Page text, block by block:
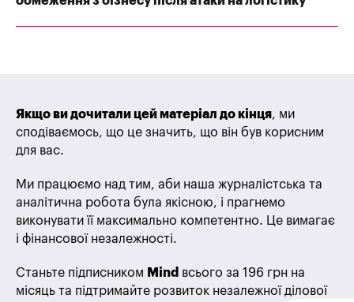
Якщо ви дочитали цей матеріал до кінця, ми
сподіваємось, що це значить, що він був корисним
для вас.
Ми працюємо над тим, аби наша журналістська та
аналітична робота була якісною, і прагнемо
виконувати її максимально компетентно. Це вимагає
і фінансової незалежності.
Станьте підписником Mind всього за 196 грн на
місяць та підтримайте розвиток незалежної ділової